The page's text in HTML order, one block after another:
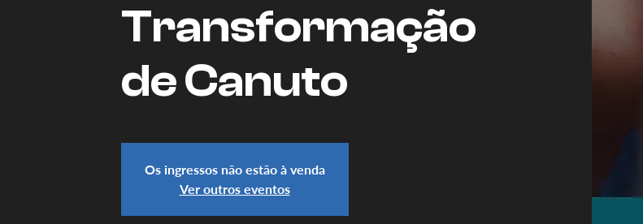
Transformação
de Canuto
Os ingressos não estão à venda
Ver outros eventos